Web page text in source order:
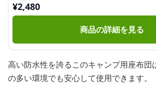
¥2,480
商品の詳細を見る
高い防水性を誇るこのキャンプ用座布団
の多い環境でも安心して使用できます。